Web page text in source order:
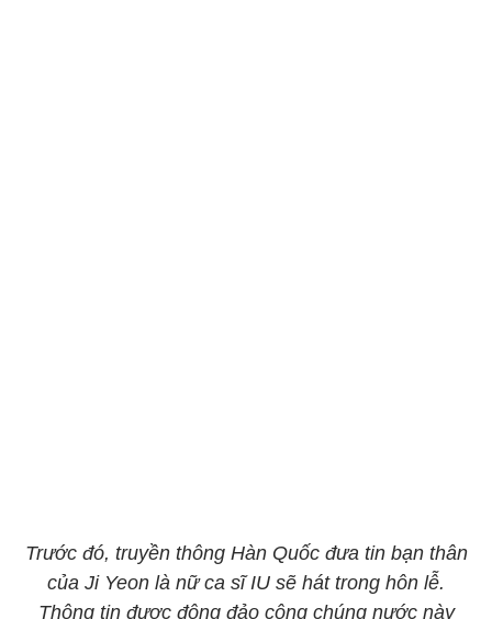
Trước đó, truyền thông Hàn Quốc đưa tin bạn thân
của Ji Yeon là nữ ca sĩ IU sẽ hát trong hôn lễ.
Thông tin được đông đảo công chúng nước này